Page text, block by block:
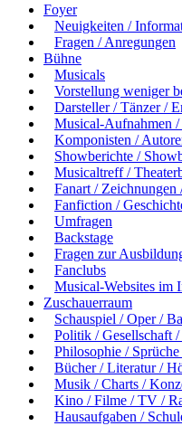
Foyer
Neuigkeiten /
Fragen / Anregungen
Bühne
Musicals
Vorstellung weniger
Darsteller / Tänzer /
Musical-Aufnahmen
Komponisten /
Showberichte /
Musicaltreff /
Fanart / Zeichnungen
Fanfiction /
Umfragen
Backstage
Fragen zur
Fanclubs
Musical-Websites im
Zuschauerraum
Schauspiel / Oper /
Politik / Gesellschaft
Philosophie /
Bücher / Literatur /
Musik / Charts /
Kino / Filme / TV /
Hausaufgaben /